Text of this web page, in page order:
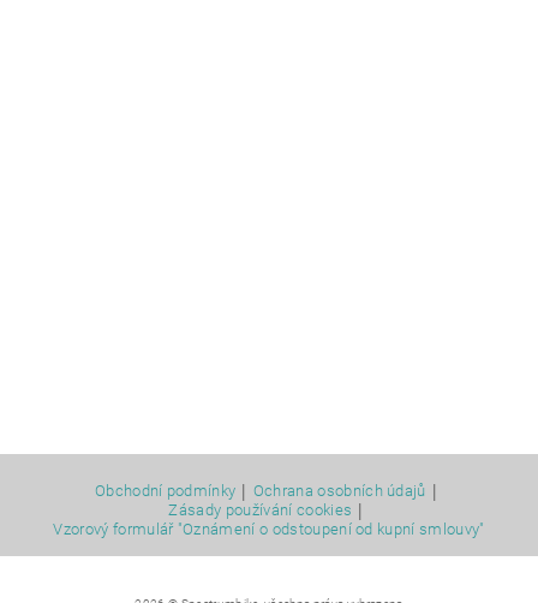
Obchodní podmínky Ochrana osobních údajů
Zásady používání cookies
Vzorový formulář "Oznámení o odstoupení od kupní smlouvy"